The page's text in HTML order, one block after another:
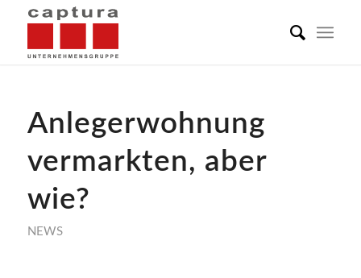
Anlegerwohnung
vermarkten, aber
wie?
NEWS